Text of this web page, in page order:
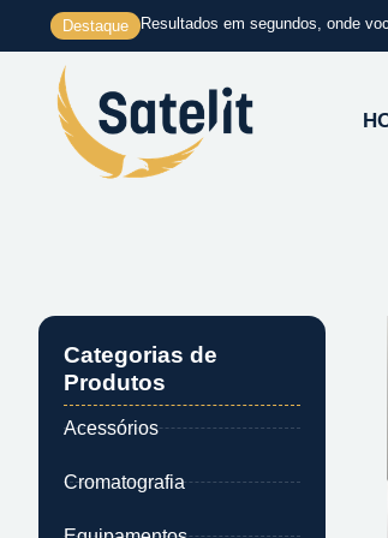
conteúdo
Destaque Resultados em segundos, onde
Categorias de
Produtos
Acessórios
Cromatografia